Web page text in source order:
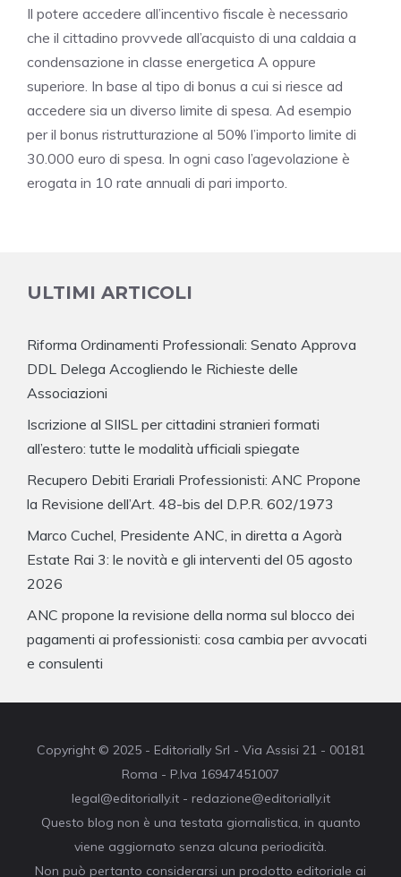
Il potere accedere all’incentivo fiscale è necessario
che il cittadino provvede all’acquisto di una caldaia a
condensazione in classe energetica A oppure
superiore. In base al tipo di bonus a cui si riesce ad
accedere sia un diverso limite di spesa. Ad esempio
per il bonus ristrutturazione al 50% l’importo limite di
30.000 euro di spesa. In ogni caso l’agevolazione è
erogata in 10 rate annuali di pari importo.
ULTIMI ARTICOLI
Riforma Ordinamenti Professionali: Senato Approva
DDL Delega Accogliendo le Richieste delle
Associazioni
Iscrizione al SIISL per cittadini stranieri formati
all’estero: tutte le modalità ufficiali spiegate
Recupero Debiti Erariali Professionisti: ANC Propone
la Revisione dell’Art. 48-bis del D.P.R. 602/1973
Marco Cuchel, Presidente ANC, in diretta a Agorà
Estate Rai 3: le novità e gli interventi del 05 agosto
2026
ANC propone la revisione della norma sul blocco dei
pagamenti ai professionisti: cosa cambia per avvocati
e consulenti
Copyright © 2025 - Editorially Srl - Via Assisi 21 - 00181
Roma - P.Iva 16947451007
legal@editorially.it - redazione@editorially.it
Questo blog non è una testata giornalistica, in quanto
viene aggiornato senza alcuna periodicità.
Non può pertanto considerarsi un prodotto editoriale ai